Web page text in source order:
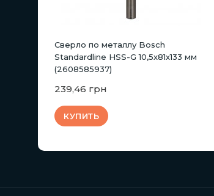
Сверло по металлу Bosch
Standardline HSS-G 10,5х81х133 мм
(2608585937)
239,46 грн
КУПИТЬ